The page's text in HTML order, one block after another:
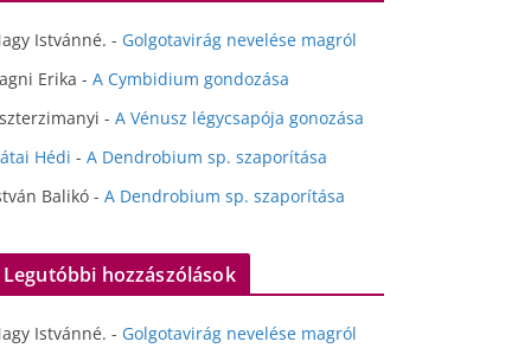
Istvánné. - Golgotavirág nevelése magról
Erika - A Cymbidium gondozása
- A Vénusz légycsapója gonozása
Hédi - A Dendrobium sp. szaporítása
Balikó - A Dendrobium sp. szaporítása
Legutóbbi hozzászólások
Istvánné. - Golgotavirág nevelése magról